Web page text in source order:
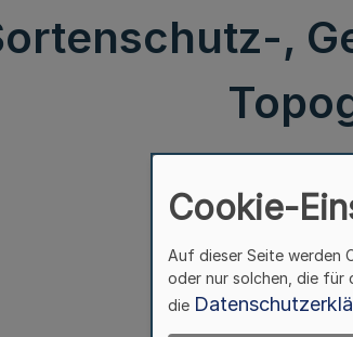
,
über
Patent-,
Cookie-
Auf dieser Seite werden
oder nur solchen, die für
die